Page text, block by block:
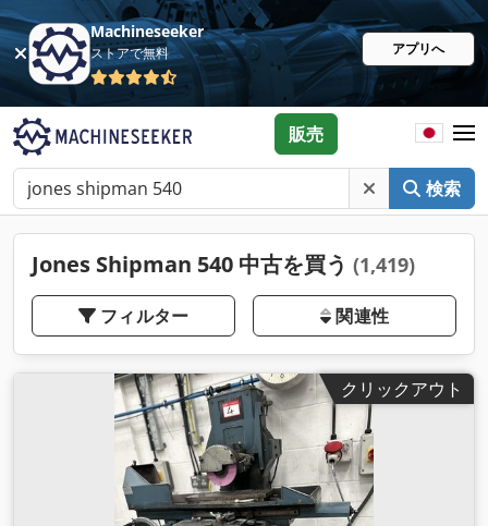
Machineseeker
ストアで無料 アプリへ
検索
販売
Jones Shipman 540 中古を買う (1,419)
フィルター 関連性
クリックアウト